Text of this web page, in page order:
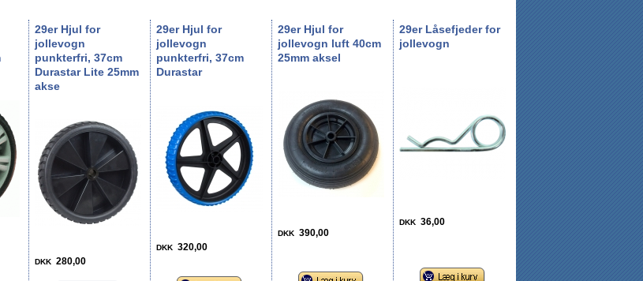
29er Hjul for
jollevogn
punkterfri, 37cm
Durastar Lite 25mm
akse
DKK 280,00
29er Hjul for
jollevogn
punkterfri, 37cm
Durastar
DKK 320,00
29er Hjul for
jollevogn luft 40cm
25mm aksel
DKK 390,00
29er Låsefjeder for
jollevogn
DKK 36,00